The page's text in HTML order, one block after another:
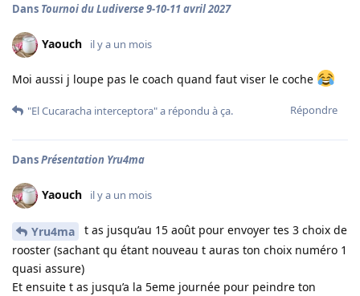
Dans Tournoi du Ludiverse 9-10-11 avril 2027
Yaouch il y a un mois
Moi aussi j loupe pas le coach quand faut viser le coche
Répondre
"El Cucaracha interceptora"a répondu à ça.
DansPrésentation Yru4ma
Yaouch il y a un mois
Yru4ma
t as jusqu’au 15 août pour envoyer tes 3 choix de
rooster (sachant qu étant nouveau t auras ton choix numéro 1
quasi assure)
Et ensuite t as jusqu’a la 5eme journée pour peindre ton